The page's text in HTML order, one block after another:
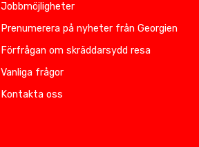
Jobbmöjligheter
Prenumerera på nyheter från Georgien
Förfrågan om skräddarsydd resa
Vanliga frågor
Kontakta oss